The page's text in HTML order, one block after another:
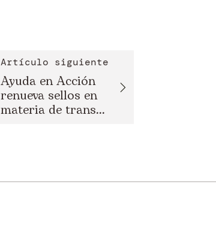
Artículo siguiente
Ayuda en Acción
renueva sellos en
materia de trans...